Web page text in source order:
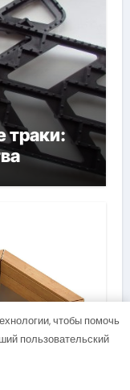
траки:
чтобы помочь
пользовательский